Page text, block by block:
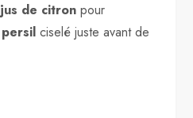
jus de citron pour
persil ciselé juste avant de